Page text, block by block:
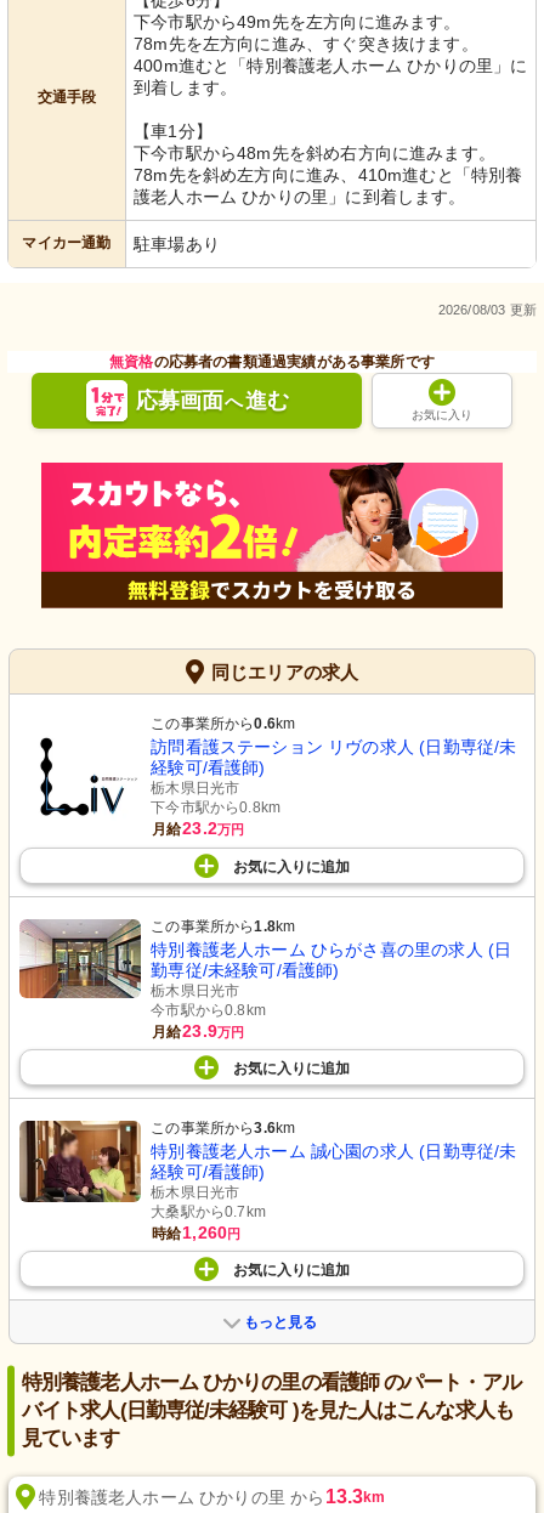
交通手段
下今市駅から49m先を左方向に進みます。
78m先を左方向に進み、すぐ突き抜けます。
400m進むと「特別養護老人ホーム ひかりの里」に
到着します。
【車1分】
下今市駅から48m先を斜め右方向に進みます。
78m先を斜め左方向に進み、410m進むと「特別養
護老人ホーム ひかりの里」に到着します。
マイカー通勤 駐車場あり
2026/08/03 更新
無資格の応募者の書類通過実績がある事業所です
応募画面へ進む
お気に入り
同じエリアの求人
この事業所から0.6km
訪問看護ステーション リヴの求人 (日勤専従/未
経験可/看護師)
栃木県日光市
下今市駅から0.8km
月給23.2万円
お気に入り に追加
この事業所から1.8km
特別養護老人ホーム ひらがさ喜の里の求人 (日
勤専従/未経験可/看護師)
栃木県日光市
今市駅から0.8km
月給23.9万円
お気に入り に追加
この事業所から3.6km
特別養護老人ホーム 誠心園の求人 (日勤専従/未
経験可/看護師)
栃木県日光市
大桑駅から0.7km
時給1,260円
お気に入り に追加
もっと見る
特別養護老人ホーム ひかりの里の看護師 のパート・アル
バイト求人(日勤専従/未経験可 )を見た人はこんな求人も
見ています
特別養護老人ホーム ひかりの里 から 13.3km